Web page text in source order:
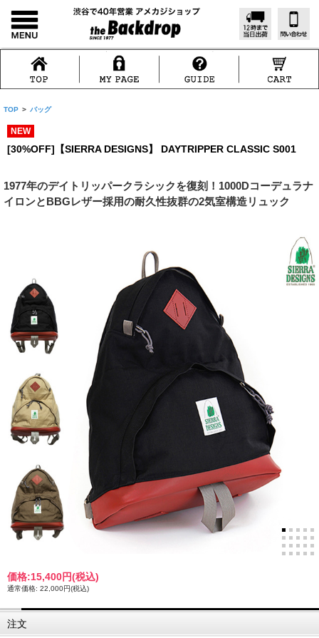
TOP > バッグ
NEW
[30%OFF]【SIERRA DESIGNS】 DAYTRIPPER CLASSIC S001
1977年のデイトリッパークラシックを復刻！1000Dコーデュラナ
イロンとBBGレザー採用の耐久性抜群の2気室構造リュック
価格:15,400円(税込)
通常価格: 22,000円(税込)
注文